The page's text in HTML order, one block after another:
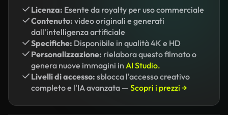
Licenza: Esente da royalty per uso commerciale
Contenuto: video originali e generati
dall'intelligenza artificiale
Specifiche: Disponibile in qualità 4K e HD
Personalizzazione: rielabora questo filmato o
genera nuove immagini in AI Studio.
Livelli di accesso: sblocca l'accesso creativo
completo e l'IA avanzata — Scopri i prezzi →